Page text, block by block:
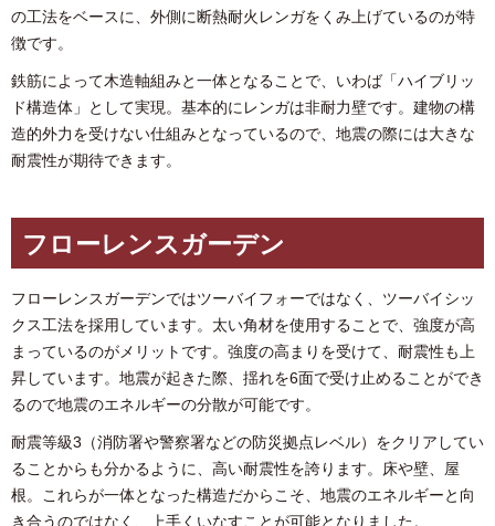
の工法をベースに、外側に断熱耐火レンガをくみ上げているのが特
徴です。
鉄筋によって木造軸組みと一体となることで、いわば「ハイブリッ
ド構造体」として実現。基本的にレンガは非耐力壁です。建物の構
造的外力を受けない仕組みとなっているので、地震の際には大きな
耐震性が期待できます。
フローレンスガーデン
フローレンスガーデンではツーバイフォーではなく、ツーバイシッ
クス工法を採用しています。太い角材を使用することで、強度が高
まっているのがメリットです。強度の高まりを受けて、耐震性も上
昇しています。地震が起きた際、揺れを6面で受け止めることができ
るので地震のエネルギーの分散が可能です。
耐震等級3（消防署や警察署などの防災拠点レベル）をクリアしてい
ることからも分かるように、高い耐震性を誇ります。床や壁、屋
根。これらが一体となった構造だからこそ、地震のエネルギーと向
き合うのではなく、上手くいなすことが可能となりました。